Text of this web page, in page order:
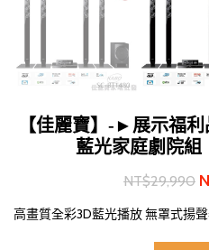
【佳麗寶】-►展示福
藍光家庭劇院組
NT$29,990
高畫質全彩3D藍光播放 無罩式揚